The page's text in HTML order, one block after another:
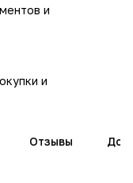
и
и
Отзывы